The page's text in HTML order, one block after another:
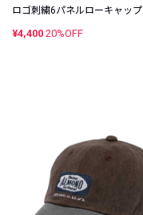
ロゴ刺繍6パネルローキャップ
¥4,400 20%OFF